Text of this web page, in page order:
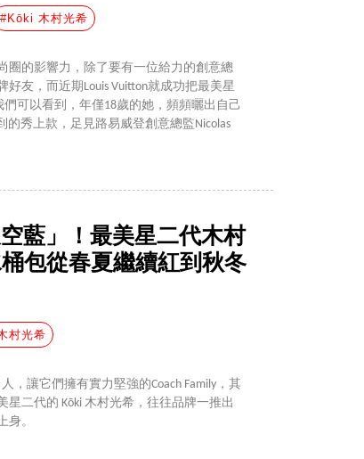
#Kōki 木村光希
圈的影響力，除了要有一位給力的創意總
友，而近期Louis Vuitton就成功把最美星
可以看到，年僅18歲的她，頻頻曬出自己
的秀上款，足見路易威登創意總監Nicolas
藍」！最美星二代木村
包從春夏繼續紅到秋冬
村光希
，讓它們擁有實力堅強的Coach Family，其
二代的 Kōki 木村光希，往往品牌一推出
身。